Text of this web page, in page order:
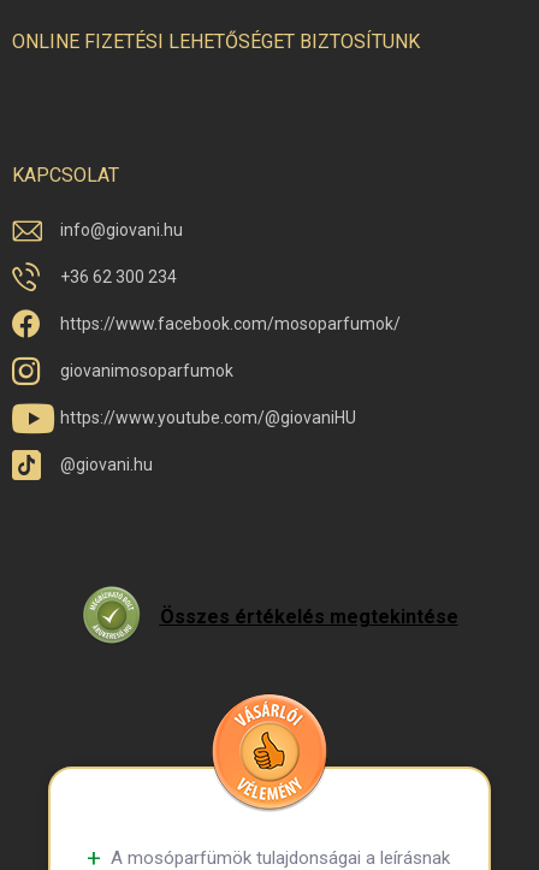
ONLINE FIZETÉSI LEHETŐSÉGET BIZTOSÍTUNK
KAPCSOLAT
info@giovani.hu
+36 62 300 234
https://www.facebook.com/mosoparfumok/
giovanimosoparfumok
https://www.youtube.com/@giovaniHU
@giovani.hu
Összes értékelés megtekintése
A mosóparfümök tulajdonságai a leírásnak